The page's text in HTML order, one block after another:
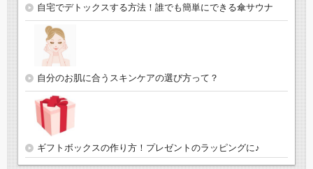
自宅でデトックスする方法！誰でも簡単にできる傘サウナ
自分のお肌に合うスキンケアの選び方って？
ギフトボックスの作り方！プレゼントのラッピングに♪